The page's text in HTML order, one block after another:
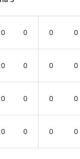
:0 0 0 0
:0 0 0 0
:0 0 0 0
:0 0 0 0